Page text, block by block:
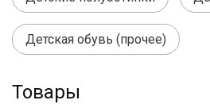
Детская обувь (прочее)
Товары